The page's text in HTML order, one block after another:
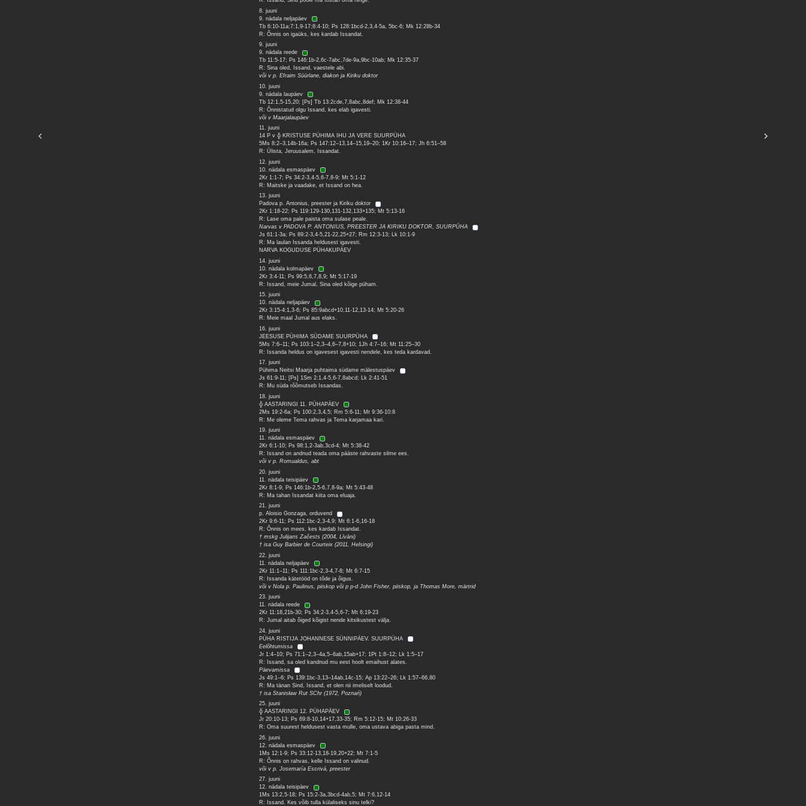
8. juuni
9. nädala neljapäev
Tb 6:10-11a;7:1,9-17;8:4-10; Ps 128:1bcd-2,3,4-5a, 5bc-6; Mk 12:28b-34
R: Õnnis on igaüks, kes kardab Issandat.
9. juuni
9. nädala reede
Tb 11:5-17; Ps 146:1b-2,6c-7abc,7de-9a,9bc-10ab; Mk 12:35-37
R: Sina oled, Issand, vaestele abi.
või v p. Efraim Süürlane, diakon ja Kiriku doktor
10. juuni
9. nädala laupäev
Tb 12:1,5-15,20; [Ps] Tb 13:2cde,7,8abc,8def; Mk 12:38-44
R: Õnnistatud olgu Issand, kes elab igavesti.
või v Maarjalaupäev
11. juuni
14 P v ╬ KRISTUSE PÜHIMA IHU JA VERE SUURPÜHA
5Ms 8:2–3,14b-16a; Ps 147:12–13,14–15,19–20; 1Kr 10:16–17; Jh 6:51–58
R: Ülista, Jeruusalem, Issandat.
12. juuni
10. nädala esmaspäev
2Kr 1:1-7; Ps 34:2-3,4-5,6-7,8-9; Mt 5:1-12
R: Maitske ja vaadake, et Issand on hea.
13. juuni
Padova p. Antonius, preester ja Kiriku doktor
2Kr 1:18-22; Ps 119:129-130,131-132,133+135; Mt 5:13-16
R: Lase oma pale paista oma sulase peale.
Narvas v PADOVA P. ANTONIUS, PREESTER JA KIRIKU DOKTOR, SUURPÜHA
Js 61:1-3a; Ps 89:2-3,4-5,21-22,25+27; Rm 12:3-13; Lk 10:1-9
R: Ma laulan Issanda heldusest igavesti.
NARVA KOGUDUSE PÜHAKUPÄEV
14. juuni
10. nädala kolmapäev
2Kr 3:4-11; Ps 99:5,6,7,8,9; Mt 5:17-19
R: Issand, meie Jumal, Sina oled kõige püham.
15. juuni
10. nädala neljapäev
2Kr 3:15-4:1,3-6; Ps 85:9abcd+10,11-12,13-14; Mt 5:20-26
R: Meie maal Jumal aus elaks.
16. juuni
JEESUSE PÜHIMA SÜDAME SUURPÜHA
5Ms 7:6–11; Ps 103:1–2,3–4,6–7,8+10; 1Jh 4:7–16; Mt 11:25–30
R: Issanda heldus on igavesest igavesti nendele, kes teda kardavad.
17. juuni
Pühima Neitsi Maarja puhtaima südame mälestuspäev
Js 61:9-11; [Ps] 1Sm 2:1,4-5,6-7,8abcd; Lk 2:41-51
R: Mu süda rõõmutseb Issandas.
18. juuni
╬ AASTARINGI 11. PÜHAPÄEV
2Ms 19:2-6a; Ps 100:2,3,4,5; Rm 5:6-11; Mt 9:36-10:8
R: Me oleme Tema rahvas ja Tema karjamaa kari.
19. juuni
11. nädala esmaspäev
2Kr 6:1-10; Ps 98:1,2-3ab,3cd-4; Mt 5:38-42
R: Issand on andnud teada oma pääste rahvaste silme ees.
või v p. Romualdus, abt
20. juuni
11. nädala teisipäev
2Kr 8:1-9; Ps 146:1b-2,5-6,7,8-9a; Mt 5:43-48
R: Ma tahan Issandat kiita oma eluaja.
21. juuni
p. Aloisio Gonzaga, orduvend
2Kr 9:6-11; Ps 112:1bc-2,3-4,9; Mt 6:1-6,16-18
R: Õnnis on mees, kes kardab Issandat.
† mskg Julijans Začests (2004, Līvāni)
† isa Guy Barbier de Courteix (2011, Helsingi)
22. juuni
11. nädala neljapäev
2Kr 11:1–11; Ps 111:1bc-2,3-4,7-8; Mt 6:7-15
R: Issanda kätetööd on tõde ja õigus.
või v Nola p. Paulinus, piiskop või p p-d John Fisher, piiskop, ja Thomas More, märtrid
23. juuni
11. nädala reede
2Kr 11:18,21b-30; Ps 34:2-3,4-5,6-7; Mt 6:19-23
R: Jumal aitab õiged kõigist nende kitsikustest välja.
24. juuni
PÜHA RISTIJA JOHANNESE SÜNNIPÄEV. SUURPÜHA
Eelõhtumissa
Jr 1:4–10; Ps 71:1–2,3–4a,5–6ab,15ab+17; 1Pt 1:8–12; Lk 1:5–17
R: Issand, sa oled kandnud mu eest hoolt emaihust alates.
Päevamissa
Js 49:1–6; Ps 139:1bc-3,13–14ab,14c-15; Ap 13:22–26; Lk 1:57–66,80
R: Ma tänan Sind, Issand, et olen nii imeliselt loodud.
† isa Stanisław Rut SChr (1972, Poznań)
25. juuni
╬ AASTARINGI 12. PÜHAPÄEV
Jr 20:10-13; Ps 69:8-10,14+17,33-35; Rm 5:12-15; Mt 10:26-33
R: Oma suurest heldusest vasta mulle, oma ustava abiga pasta mind.
26. juuni
12. nädala esmaspäev
1Ms 12:1-9; Ps 33:12-13,18-19,20+22; Mt 7:1-5
R: Õnnis on rahvas, kelle Issand on valinud.
või v p. Josemaría Escrivá, preester
27. juuni
12. nädala teisipäev
1Ms 13:2,5-18; Ps 15:2-3a,3bcd-4ab,5; Mt 7:6,12-14
R: Issand. Kes võib tulla külaliseks sinu telki?